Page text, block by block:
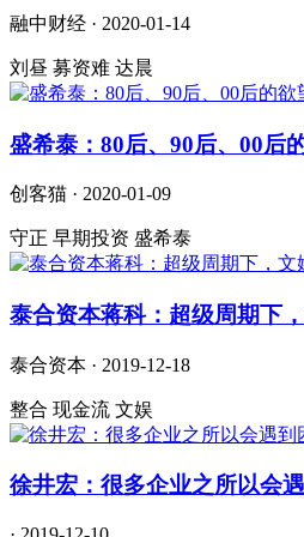
融中财经 · 2020-01-14
刘昼 募资难 达晨
盛希泰：80后、90后、00后
创客猫 · 2020-01-09
守正 早期投资 盛希泰
泰合资本蒋科：超级周期下
泰合资本 · 2019-12-18
整合 现金流 文娱
徐井宏：很多企业之所以会